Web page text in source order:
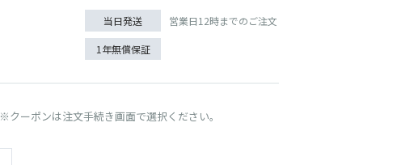
当日発送 営業日12時までのご注文
1年無償保証
※クーポンは注文手続き画面で選択ください。